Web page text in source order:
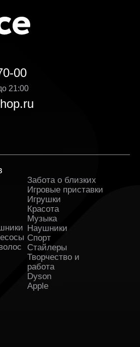
00
21:00
Забота о близких
Игровые приставки
Игрушки
Красота
Музыка
Наушники
Спорт
Стайлеры
Творчество и
работа
Dyson
Apple